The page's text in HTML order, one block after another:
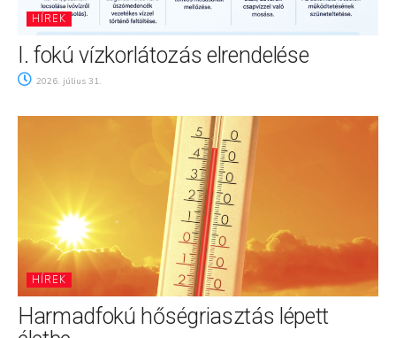
HÍREK
I. fokú vízkorlátozás elrendelése
2026. július 31.
HÍREK
Harmadfokú hőségriasztás lépett